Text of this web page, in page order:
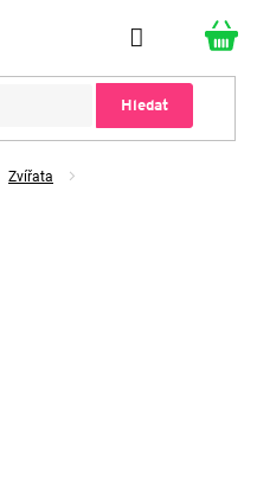
Hledat
Zvířata